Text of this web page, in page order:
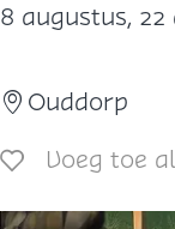
i
b
o
s
8 augustus,
Ouddorp
Voeg toe